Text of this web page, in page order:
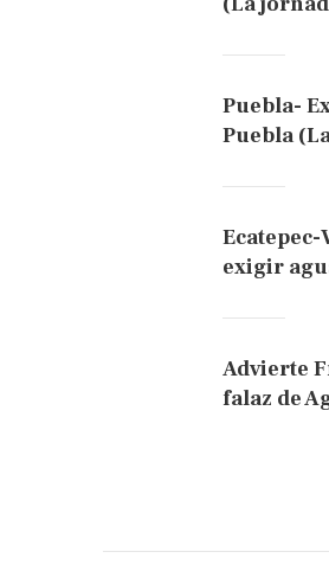
Puebla-
Puebla
exigir
Advierte
falaz de